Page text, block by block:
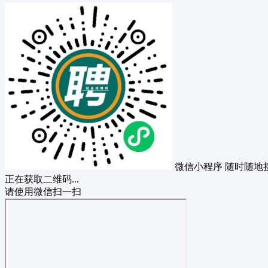
微信小程序 随时随地
正在获取二维码...
请使用微信扫一扫